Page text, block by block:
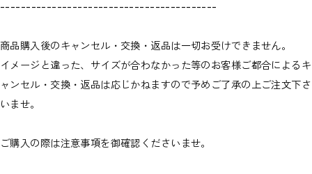
------------------------------------------
商品購入後のキャンセル・交換・返品は一切お受けできません。
イメージと違った、サイズが合わなかった等のお客様ご都合によるキ
ャンセル・交換・返品は応じかねますので予めご了承の上ご注文下さ
いませ。
ご購入の際は注意事項を御確認くださいませ。